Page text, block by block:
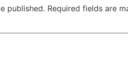
published. Required fields are